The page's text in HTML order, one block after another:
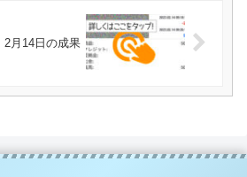
2月14日の成果